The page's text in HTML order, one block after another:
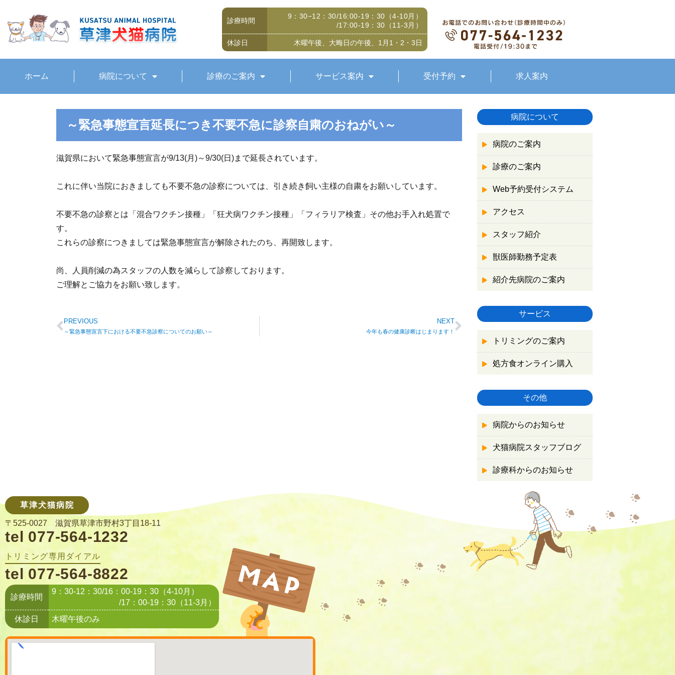
診療時間
9：30−12：30/16:00-19：30（4-10月）
/17:00-19：30（11-3月）
休診日 木曜午後、大晦日の午後、1月1・2・3日
ホーム 病院について 診療のご案内 サービス案内 受付予約 求人案内
～緊急事態宣言延長につき不要不急に診察自粛のおねがい～
滋賀県において緊急事態宣言が9/13(月)～9/30(日)まで延長されています。
これに伴い当院におきましても不要不急の診察については、引き続き飼い主様の自粛をお願いしています。
不要不急の診察とは「混合ワクチン接種」「狂犬病ワクチン接種」「フィラリア検査」その他お手入れ処置で
す。
これらの診察につきましては緊急事態宣言が解除されたのち、再開致します。
尚、人員削減の為スタッフの人数を減らして診察しております。
ご理解とご協力をお願い致します。
PREVIOUS
～緊急事態宣言下における不要不急診察についてのお願い～
NEXT
今年も春の健康診断はじまります！
病院について
病院のご案内
診療のご案内
Web予約受付システム
アクセス
スタッフ紹介
獣医師勤務予定表
紹介先病院のご案内
サービス
トリミングのご案内
処方食オンライン購入
その他
病院からのお知らせ
犬猫病院スタッフブログ
診療科からのお知らせ
草津犬猫病院
〒525-0027 滋賀県草津市野村3丁目18-11
tel 077-564-1232
トリミング専用ダイアル
tel 077-564-8822
診療時間
9：30-12：30/16：00-19：30（4-10月）
/17：00-19：30（11-3月）
休診日
木曜午後のみ